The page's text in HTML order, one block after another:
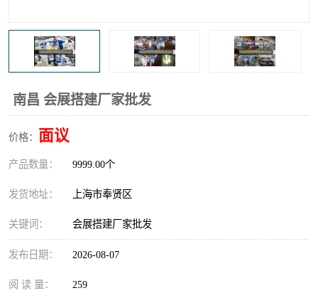
南昌 会展搭建厂家批发
价格： 面议
产品数量： 9999.00个
发货地址： 上海市奉贤区
关键词： 会展搭建厂家批发
发布日期： 2026-08-07
阅 读 量： 259